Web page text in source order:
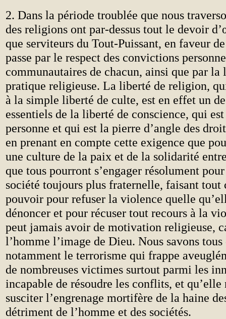
2. Dans la période troublée que nous
des religions ont par-dessus tout le devoir
que serviteurs du Tout-Puissant, en faveur
passe par le respect des convictions
communautaires de chacun, ainsi que par la
pratique religieuse. La liberté de religion,
à la simple liberté de culte, est en effet un
essentiels de la liberté de conscience, qui
personne et qui est la pierre d’angle des
en prenant en compte cette exigence que
une culture de la paix et de la solidarité
que tous pourront s’engager résolument
société toujours plus fraternelle, faisant tout
pouvoir pour refuser la violence quelle
dénoncer et pour récuser tout recours à la
peut jamais avoir de motivation religieuse,
l’homme l’image de Dieu. Nous savons
notamment le terrorisme qui frappe
de nombreuses victimes surtout parmi les
incapable de résoudre les conflits, et qu’elle
susciter l’engrenage mortifère de la haine
détriment de l’homme et des sociétés.